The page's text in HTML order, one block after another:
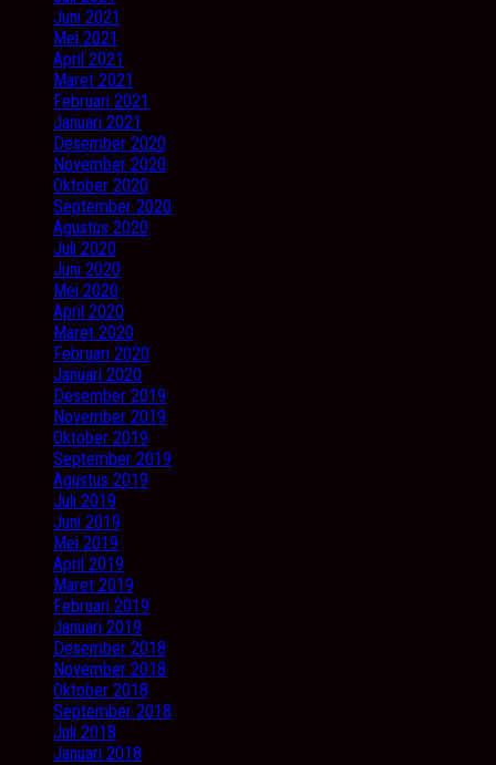
Juni 2021
Mei 2021
April 2021
Maret 2021
Februari 2021
Januari 2021
Desember 2020
November 2020
Oktober 2020
September 2020
Agustus 2020
Juli 2020
Juni 2020
Mei 2020
April 2020
Maret 2020
Februari 2020
Januari 2020
Desember 2019
November 2019
Oktober 2019
September 2019
Agustus 2019
Juli 2019
Juni 2019
Mei 2019
April 2019
Maret 2019
Februari 2019
Januari 2019
Desember 2018
November 2018
Oktober 2018
September 2018
Juli 2018
Januari 2018